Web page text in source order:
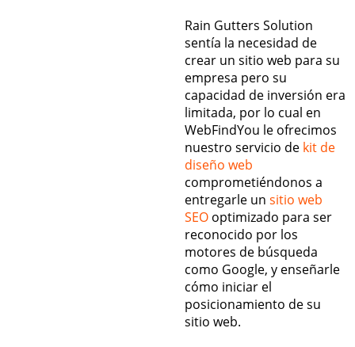
Rain Gutters Solution
sentía la necesidad de
crear un sitio web para su
empresa pero su
capacidad de inversión era
limitada, por lo cual en
WebFindYou le ofrecimos
nuestro servicio de kit de
diseño web
comprometiéndonos a
entregarle un sitio web
SEO optimizado para ser
reconocido por los
motores de búsqueda
como Google, y enseñarle
cómo iniciar el
posicionamiento de su
sitio web.